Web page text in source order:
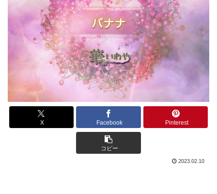
X Facebook Pinterest
コピー
2023.02.10